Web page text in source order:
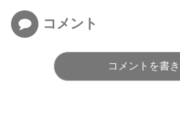
コメント
コメントを書